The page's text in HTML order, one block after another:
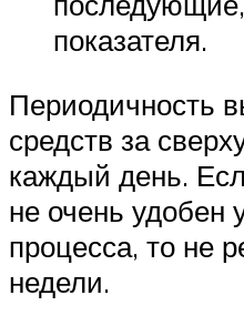
показателя.
Периодичность
средств за
каждый день.
не очень удобен
процесса, то не
недели.